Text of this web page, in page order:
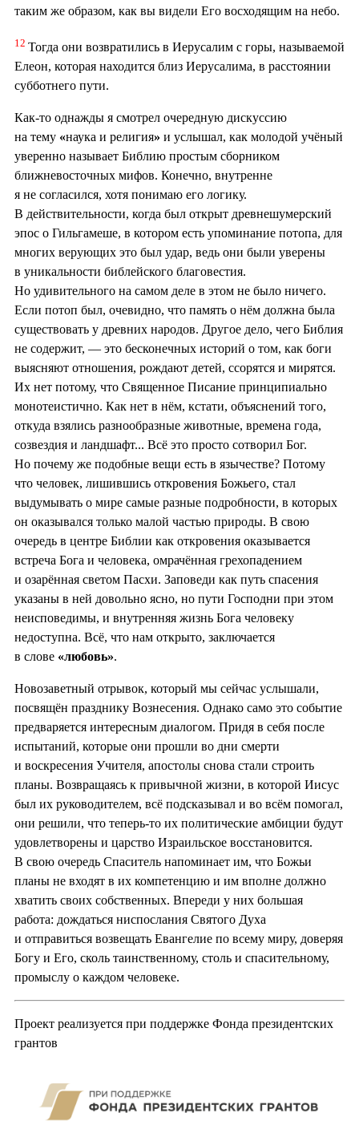
таким же образом, как вы видели Его восходящим на небо.
12 Тогда они возвратились в Иерусалим с горы, называемой
Елеон, которая находится близ Иерусалима, в расстоянии
субботнего пути.
Как-то однажды я смотрел очередную дискуссию
на тему «наука и религия» и услышал, как молодой учёный
уверенно называет Библию простым сборником
ближневосточных мифов. Конечно, внутренне
я не согласился, хотя понимаю его логику.
В действительности, когда был открыт древнешумерский
эпос о Гильгамеше, в котором есть упоминание потопа, для
многих верующих это был удар, ведь они были уверены
в уникальности библейского благовестия.
Но удивительного на самом деле в этом не было ничего.
Если потоп был, очевидно, что память о нём должна была
существовать у древних народов. Другое дело, чего Библия
не содержит, — это бесконечных историй о том, как боги
выясняют отношения, рождают детей, ссорятся и мирятся.
Их нет потому, что Священное Писание принципиально
монотеистично. Как нет в нём, кстати, объяснений того,
откуда взялись разнообразные животные, времена года,
созвездия и ландшафт... Всё это просто сотворил Бог.
Но почему же подобные вещи есть в язычестве? Потому
что человек, лишившись откровения Божьего, стал
выдумывать о мире самые разные подробности, в которых
он оказывался только малой частью природы. В свою
очередь в центре Библии как откровения оказывается
встреча Бога и человека, омрачённая грехопадением
и озарённая светом Пасхи. Заповеди как путь спасения
указаны в ней довольно ясно, но пути Господни при этом
неисповедимы, и внутренняя жизнь Бога человеку
недоступна. Всё, что нам открыто, заключается
в слове «любовь».
Новозаветный отрывок, который мы сейчас услышали,
посвящён празднику Вознесения. Однако само это событие
предваряется интересным диалогом. Придя в себя после
испытаний, которые они прошли во дни смерти
и воскресения Учителя, апостолы снова стали строить
планы. Возвращаясь к привычной жизни, в которой Иисус
был их руководителем, всё подсказывал и во всём помогал,
они решили, что теперь-то их политические амбиции будут
удовлетворены и царство Израильское восстановится.
В свою очередь Спаситель напоминает им, что Божьи
планы не входят в их компетенцию и им вполне должно
хватить своих собственных. Впереди у них большая
работа: дождаться ниспослания Святого Духа
и отправиться возвещать Евангелие по всему миру, доверяя
Богу и Его, сколь таинственному, столь и спасительному,
промыслу о каждом человеке.
Проект реализуется при поддержке Фонда президентских
грантов